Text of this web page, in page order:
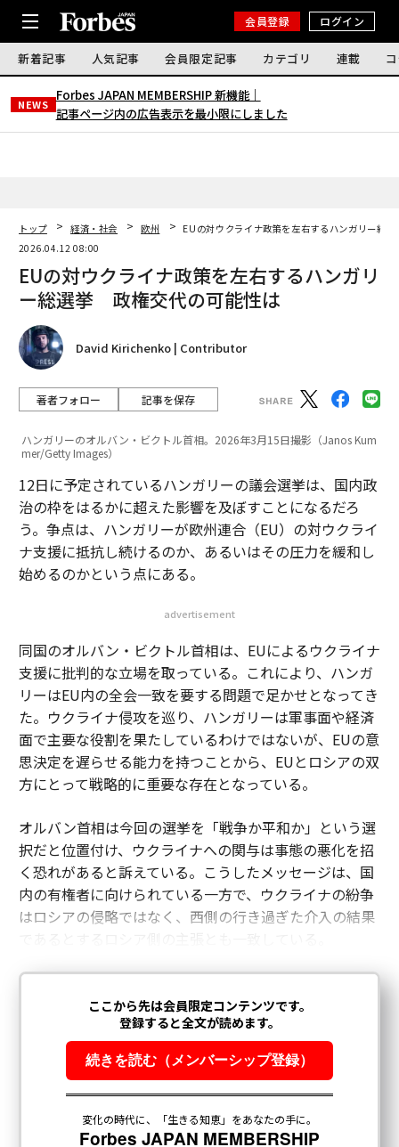
会員登録 ログイン
新着記事 人気記事 会員限定記事 カテゴリ 連載
NEWS
Forbes JAPAN MEMBERSHIP 新機能｜
記事ページ内の広告表示を最小限にしました
トップ 経済・社会 欧州
EUの対ウクライナ政策を左右するハンガリー総
2026.04.12 08:00
EUの対ウクライナ政策を左右するハンガリ
ー総選挙 政権交代の可能性は
David Kirichenko | Contributor
著者フォロー 記事を保存
ハンガリーのオルバン・ビクトル首相。2026年3月15日撮影（Janos Kum
mer/Getty Images）
12日に予定されているハンガリーの議会選挙は、国内政
治の枠をはるかに超えた影響を及ぼすことになるだろ
う。争点は、ハンガリーが欧州連合（EU）の対ウクライ
ナ支援に抵抗し続けるのか、あるいはその圧力を緩和し
始めるのかという点にある。
advertisement
同国のオルバン・ビクトル首相は、EUによるウクライナ
支援に批判的な立場を取っている。これにより、ハンガ
リーはEU内の全会一致を要する問題で足かせとなってき
た。ウクライナ侵攻を巡り、ハンガリーは軍事面や経済
面で主要な役割を果たしているわけではないが、EUの意
思決定を遅らせる能力を持つことから、EUとロシアの双
方にとって戦略的に重要な存在となっている。
オルバン首相は今回の選挙を「戦争か平和か」という選
択だと位置付け、ウクライナへの関与は事態の悪化を招
く恐れがあると訴えている。こうしたメッセージは、国
内の有権者に向けられている一方で、ウクライナの紛争
はロシアの侵略ではなく、西側の行き過ぎた介入の結果